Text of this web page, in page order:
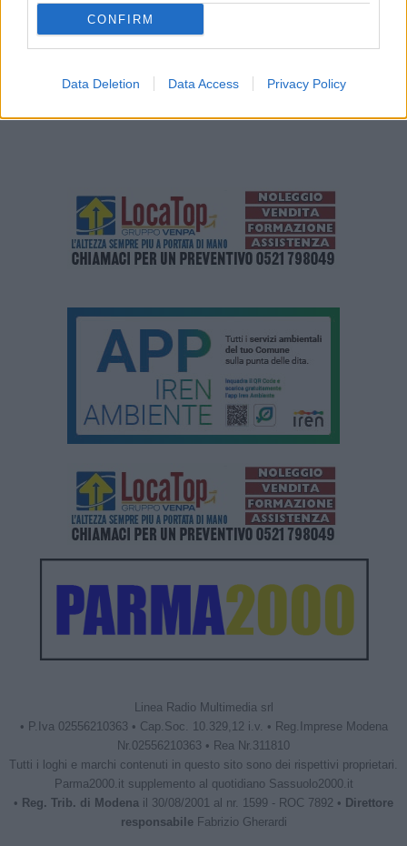
CONFIRM
Data Deletion Data Access Privacy Policy
Linea Radio Multimedia srl
• P.Iva 02556210363 • Cap.Soc. 10.329,12 i.v. • Reg.Imprese Modena
Nr.02556210363 • Rea Nr.311810
Tutti i loghi e marchi contenuti in questo sito sono dei rispettivi proprietari.
Parma2000.it supplemento al quotidiano Sassuolo2000.it
• Reg. Trib. di Modena il 30/08/2001 al nr. 1599 - ROC 7892 • Direttore
responsabileFabrizio Gherardi